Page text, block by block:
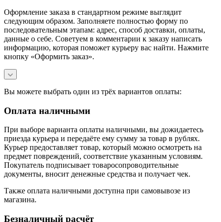
Оформление заказа в стандартном режиме выглядит
следующим образом. Заполняете полностью форму по
последовательным этапам: адрес, способ доставки, оплаты,
данные о себе. Советуем в комментарии к заказу написать
информацию, которая поможет курьеру вас найти. Нажмите
кнопку «Оформить заказ».
Вы можете выбрать один из трёх вариантов оплаты:
Оплата наличными
При выборе варианта оплаты наличными, вы дожидаетесь
приезда курьера и передаёте ему сумму за товар в рублях.
Курьер предоставляет товар, который можно осмотреть на
предмет повреждений, соответствие указанным условиям.
Покупатель подписывает товаросопроводительные
документы, вносит денежные средства и получает чек.
Также оплата наличными доступна при самовывозе из
магазина.
Безналичный расчёт